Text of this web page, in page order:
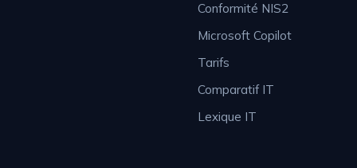
Conformité NIS2
Microsoft Copilot
Tarifs
Comparatif IT
Lexique IT